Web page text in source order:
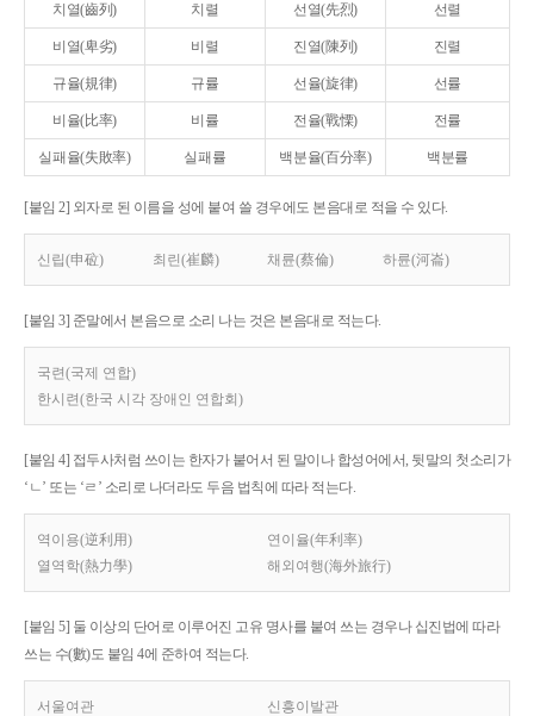
치열(齒列) 치렬 선열(先烈) 선렬
비열(卑劣) 비렬 진열(陳列) 진렬
규율(規律) 규률 선율(旋律) 선률
비율(比率) 비률 전율(戰慄) 전률
실패율(失敗率) 실패률 백분율(百分率) 백분률
[붙임 2] 외자로 된 이름을 성에 붙여 쓸 경우에도 본음대로 적을 수 있다.
신립(申砬) 최린(崔麟) 채륜(蔡倫) 하륜(河崙)
[붙임 3] 준말에서 본음으로 소리 나는 것은 본음대로 적는다.
국련(국제 연합)
한시련(한국 시각 장애인 연합회)
[붙임 4] 접두사처럼 쓰이는 한자가 붙어서 된 말이나 합성어에서, 뒷말의 첫소리가
‘ㄴ’ 또는 ‘ㄹ’ 소리로 나더라도 두음 법칙에 따라 적는다.
역이용(逆利用)
연이율(年利率)
열역학(熱力學)
해외여행(海外旅行)
[붙임 5] 둘 이상의 단어로 이루어진 고유 명사를 붙여 쓰는 경우나 십진법에 따라
쓰는 수(數)도 붙임 4에 준하여 적는다.
서울여관 신흥이발관